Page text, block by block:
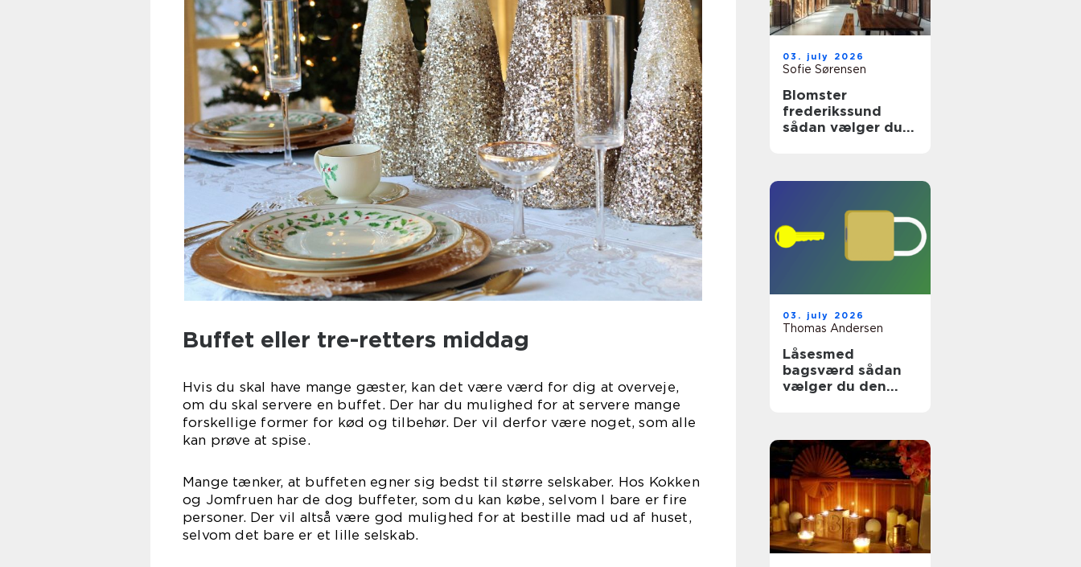
Buffet eller tre-retters middag
Hvis du skal have mange gæster, kan det være værd for dig at overveje,
om du skal servere en buffet. Der har du mulighed for at servere mange
forskellige former for kød og tilbehør. Der vil derfor være noget, som alle
kan prøve at spise.
Mange tænker, at buffeten egner sig bedst til større selskaber. Hos Kokken
og Jomfruen har de dog buffeter, som du kan købe, selvom I bare er fire
personer. Der vil altså være god mulighed for at bestille mad ud af huset,
selvom det bare er et lille selskab.
03. july 2026
Sofie Sørensen
Blomster
frederikssund
sådan vælger du
03. july 2026
Thomas Andersen
Låsesmed
bagsværd sådan
vælger du den